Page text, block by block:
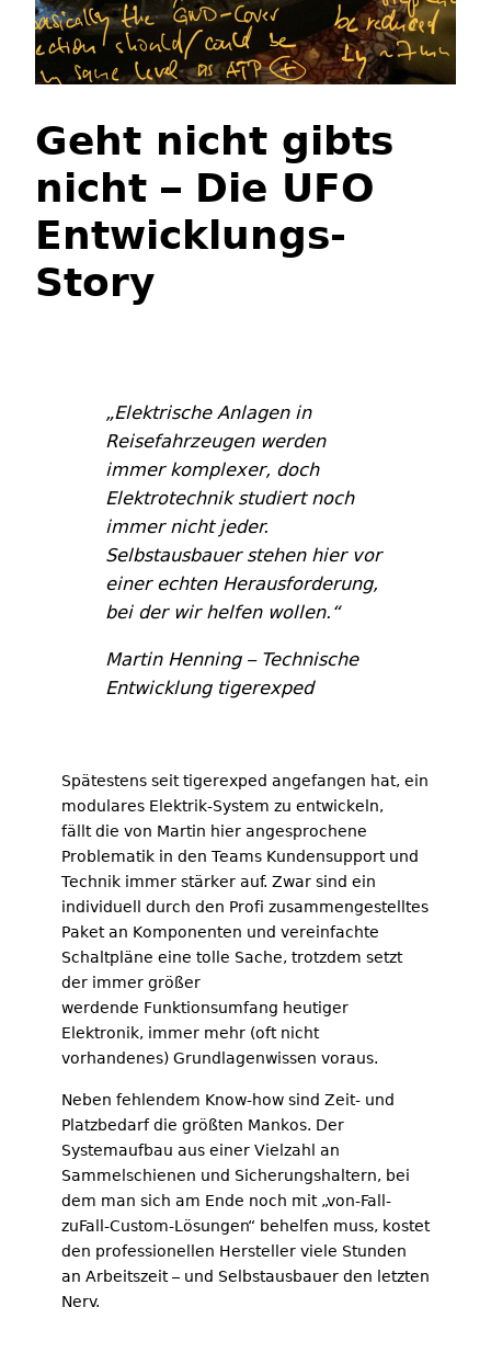
Geht nicht gibts
nicht – Die UFO
Entwicklungs-
Story
„Elektrische Anlagen in
Reisefahrzeugen werden
immer komplexer, doch
Elektrotechnik studiert noch
immer nicht jeder.
Selbstausbauer stehen hier vor
einer echten Herausforderung,
bei der wir helfen wollen.“
Martin Henning – Technische
Entwicklung tigerexped
Spätestens seit tigerexped angefangen hat, ein
modulares Elektrik-System zu entwickeln,
fällt die von Martin hier angesprochene
Problematik in den Teams Kundensupport und
Technik immer stärker auf. Zwar sind ein
individuell durch den Profi zusammengestelltes
Paket an Komponenten und vereinfachte
Schaltpläne eine tolle Sache, trotzdem setzt
der immer größer
werdende Funktionsumfang heutiger
Elektronik, immer mehr (oft nicht
vorhandenes) Grundlagenwissen voraus.
Neben fehlendem Know-how sind Zeit- und
Platzbedarf die größten Mankos. Der
Systemaufbau aus einer Vielzahl an
Sammelschienen und Sicherungshaltern, bei
dem man sich am Ende noch mit „von-Fall-
zuFall-Custom-Lösungen“ behelfen muss, kostet
den professionellen Hersteller viele Stunden
an Arbeitszeit – und Selbstausbauer den letzten
Nerv.